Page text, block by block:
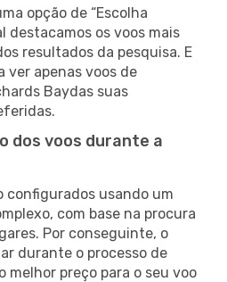
opção de “Escolha
destacamos os voos mais
resultados da pesquisa. E
ver apenas voos de
Baydas suas
dos voos durante a
configurados usando um
com base na procura
Por conseguinte, o
durante o processo de
melhor preço para o seu voo